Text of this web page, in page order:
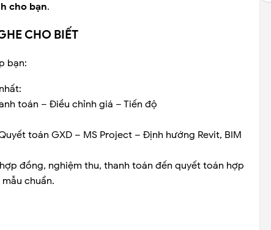
cho bạn.
CHO BIẾT
bạn:
toán – Điều chỉnh giá – Tiến độ
toán GXD – MS Project – Định hướng Revit, BIM
đồng, nghiệm thu, thanh toán đến quyết toán hợp
chuẩn.